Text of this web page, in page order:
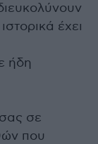
έχει
ήδη
σε
που